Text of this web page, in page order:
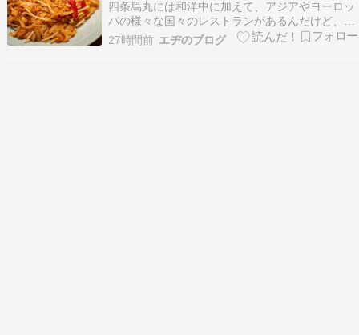
四条烏丸には和洋中に加えて、アジアやヨーロッ
パの様々な国々のレストランがあるんだけど、最
近増えつつあるのがリアル系アジアン料理店…ど
うもエヂです 『アジアの料理 たけふさ【深い味
27時間前 エヂのブログ